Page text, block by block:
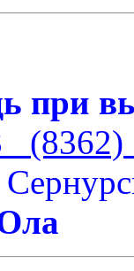
при